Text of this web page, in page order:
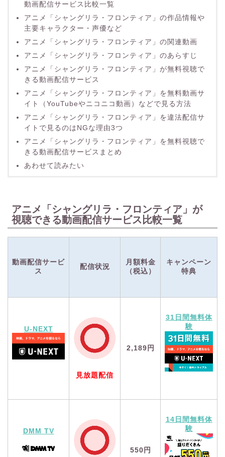
動画配信サービス比較一覧
アニメ「シャングリラ・フロンティア」の作品情報や
主要キャラクター・声優など
アニメ「シャングリラ・フロンティア」の関連動画
アニメ「シャングリラ・フロンティア」のあらすじ
アニメ「シャングリラ・フロンティア」が無料視聴で
きる動画配信サービス
アニメ「シャングリラ・フロンティア」を無料動画サ
イト（YouTubeやニコニコ動画）などで見る方法
アニメ「シャングリラ・フロンティア」を違法配信サ
イトで見るのはNGな理由3つ
アニメ「シャングリラ・フロンティア」を無料視聴で
きる動画配信サービスまとめ
あわせて読みたい
アニメ「シャングリラ・フロンティア」が
視聴できる動画配信サービス比較一覧
動画配信サービ
ス
配信状況
月額料金
（税込）
キャンペーン
特典
U-NEXT
見放題配信
2,189円
31日間無料体
験
DMM TV
550円
14日間無料体
験